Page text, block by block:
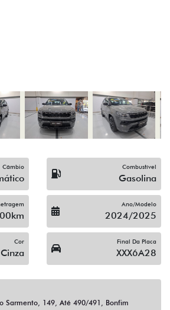
Cor
Cinza
Final Da Placa
XXX6A28
Sarmento, 149, Até 490/491, Bonfim
(19) 3743-1400
proposta